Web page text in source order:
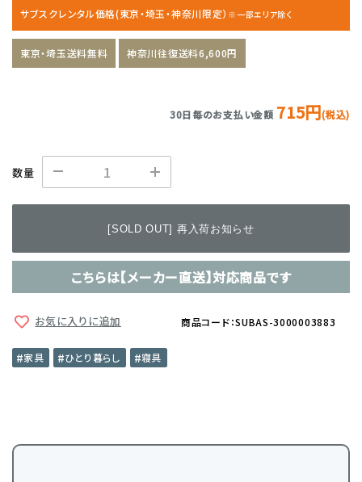
サブスクレンタル価格(東京・埼玉・神奈川限定） ※一部エリア除く
東京・埼玉送料無料 神奈川往復送料6,600円
30日毎のお支払い金額 715円(税込)
数量
[SOLD OUT] 再入荷お知らせ
こちらは【メーカー直送】対応商品です
お気に入りに追加 商品コード：SUBAS-3000003883
家具 ひとり暮らし 寝具